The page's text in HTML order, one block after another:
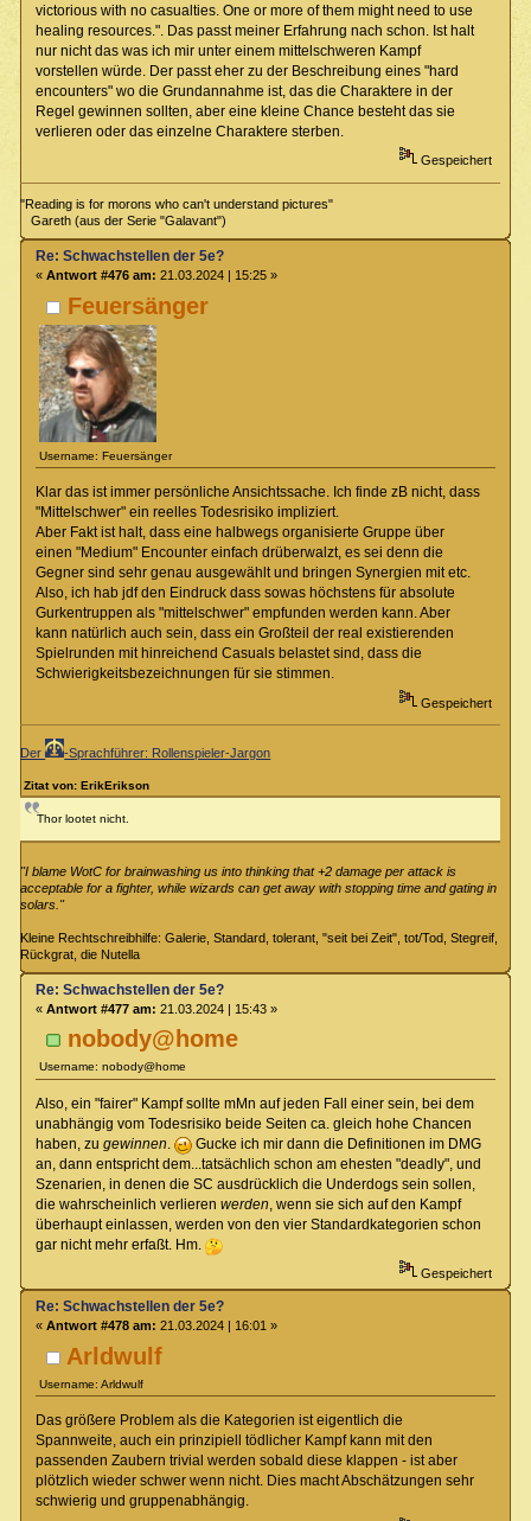
victorious with no casualties. One or more of them might need to use
healing resources.". Das passt meiner Erfahrung nach schon. Ist halt
nur nicht das was ich mir unter einem mittelschweren Kampf
vorstellen würde. Der passt eher zu der Beschreibung eines "hard
encounters" wo die Grundannahme ist, das die Charaktere in der
Regel gewinnen sollten, aber eine kleine Chance besteht das sie
verlieren oder das einzelne Charaktere sterben.
Gespeichert
"Reading is for morons who can't understand pictures"
Gareth (aus der Serie "Galavant")
Feuersänger
Username: Feuersänger
Re: Schwachstellen der 5e?
« Antwort #476 am: 21.03.2024 | 15:25 »
Klar das ist immer persönliche Ansichtssache. Ich finde zB nicht, dass
"Mittelschwer" ein reelles Todesrisiko impliziert.
Aber Fakt ist halt, dass eine halbwegs organisierte Gruppe über
einen "Medium" Encounter einfach drüberwalzt, es sei denn die
Gegner sind sehr genau ausgewählt und bringen Synergien mit etc.
Also, ich hab jdf den Eindruck dass sowas höchstens für absolute
Gurkentruppen als "mittelschwer" empfunden werden kann. Aber
kann natürlich auch sein, dass ein Großteil der real existierenden
Spielrunden mit hinreichend Casuals belastet sind, dass die
Schwierigkeitsbezeichnungen für sie stimmen.
Gespeichert
Der -Sprachführer: Rollenspieler-Jargon
Zitat von: ErikErikson
Thor lootet nicht.
"I blame WotC for brainwashing us into thinking that +2 damage per attack is
acceptable for a fighter, while wizards can get away with stopping time and gating in
solars."
Kleine Rechtschreibhilfe: Galerie, Standard, tolerant, "seit bei Zeit", tot/Tod, Stegreif,
Rückgrat, die Nutella
nobody@home
Username: nobody@home
Re: Schwachstellen der 5e?
« Antwort #477 am: 21.03.2024 | 15:43 »
Also, ein "fairer" Kampf sollte mMn auf jeden Fall einer sein, bei dem
unabhängig vom Todesrisiko beide Seiten ca. gleich hohe Chancen
haben, zu gewinnen.
Gucke ich mir dann die Definitionen im DMG
an, dann entspricht dem...tatsächlich schon am ehesten "deadly", und
Szenarien, in denen die SC ausdrücklich die Underdogs sein sollen,
die wahrscheinlich verlieren werden, wenn sie sich auf den Kampf
überhaupt einlassen, werden von den vier Standardkategorien schon
gar nicht mehr erfaßt. Hm.
Gespeichert
Arldwulf
Username: Arldwulf
Re: Schwachstellen der 5e?
« Antwort #478 am: 21.03.2024 | 16:01 »
Das größere Problem als die Kategorien ist eigentlich die
Spannweite, auch ein prinzipiell tödlicher Kampf kann mit den
passenden Zaubern trivial werden sobald diese klappen - ist aber
plötzlich wieder schwer wenn nicht. Dies macht Abschätzungen sehr
schwierig und gruppenabhängig.